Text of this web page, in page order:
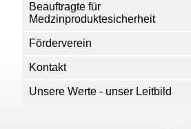
Beauftragte für
Medzinproduktesicherheit
Förderverein
Kontakt
Unsere Werte - unser Leitbild